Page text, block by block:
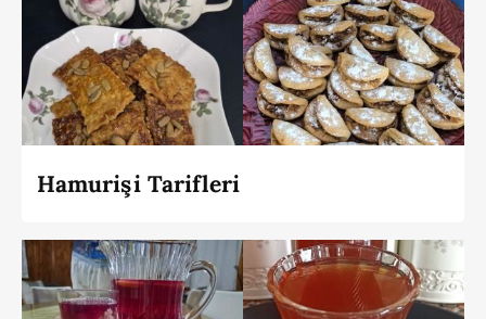
Hamurişi Tarifleri